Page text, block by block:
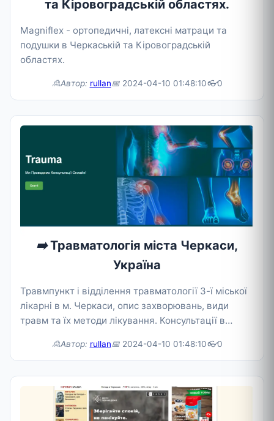
та Кіровоградській областях.
Magniflex - ортопедичні, латексні матраци та
подушки в Черкаській та Кіровоградській
областях.
🙎Автор: rullan📅2024-04-10 01:48:10👓0
➡️Травматологія міста Черкаси,
Україна
Травмпункт і відділення травматології 3-ї міської
лікарні в м. Черкаси, опис захворювань, види
травм та їх методи лікування. Консультації в
🙎Автор: rullan📅2024-04-10 01:48:10👓0